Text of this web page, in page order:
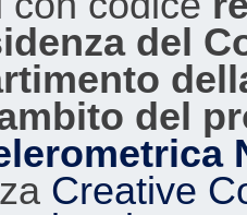
del
del
Creative